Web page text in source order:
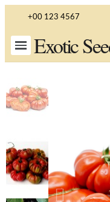
+00 123 4567
Exotic